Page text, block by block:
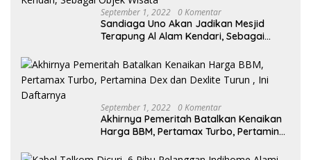
September 1, 2022 0 Komentar
Sandiaga Uno Akan Jadikan Mesjid
Terapung Al Alam Kendari, Sebagai
September 1, 2022 0 Komentar
Akhirnya Pemeritah Batalkan Kenaikan
Harga BBM, Pertamax Turbo, Pertamina